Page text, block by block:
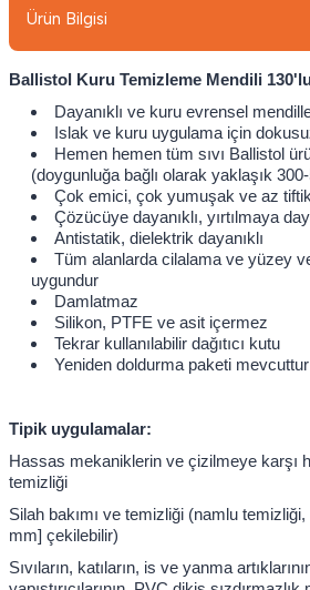
Ürün Bilgisi
Ballistol Kuru Temizleme Mendili
Dayanıklı ve kuru evrensel
Islak ve kuru uygulama için
Hemen hemen tüm sıvı Ballistol
(doygunluğa bağlı olarak yaklaşık
Çok emici, çok yumuşak ve az
Çözücüye dayanıklı, yırtılmaya
Antistatik, dielektrik dayanıklı
Tüm alanlarda cilalama ve yüzey
uygundur
Damlatmaz
Silikon, PTFE ve asit içermez
Tekrar kullanılabilir dağıtıcı kutu
Yeniden doldurma paketi mevcuttur
Tipik uygulamalar:
Hassas mekaniklerin ve çizilmeye karşı
temizliği
Silah bakımı ve temizliği (namlu
mm] çekilebilir)
Sıvıların, katıların, is ve yanma